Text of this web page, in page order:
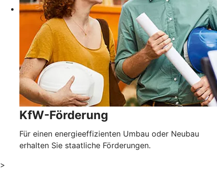
KfW-Förderung
Für einen energieeffizienten Umbau oder Neubau
erhalten Sie staatliche Förderungen.
>